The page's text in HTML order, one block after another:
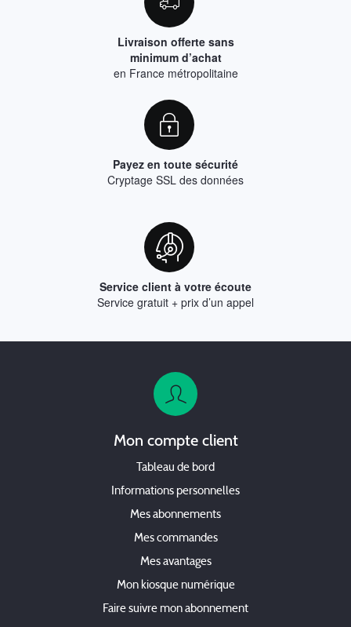
Livraison offerte sans
minimum d’achat
en France métropolitaine
Payez en toute sécurité
Cryptage SSL des données
Service client à votre écoute
Service gratuit + prix d’un appel
Mon compte client
Tableau de bord
Informations personnelles
Mes abonnements
Mes commandes
Mes avantages
Mon kiosque numérique
Faire suivre mon abonnement